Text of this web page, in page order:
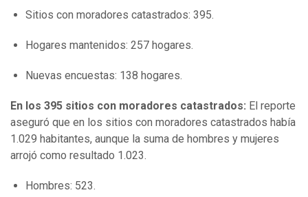
Sitios con moradores catastrados: 395.
Hogares mantenidos: 257 hogares.
Nuevas encuestas: 138 hogares.
En los 395 sitios con moradores catastrados: El reporte
aseguró que en los sitios con moradores catastrados había
1.029 habitantes, aunque la suma de hombres y mujeres
arrojó como resultado 1.023.
Hombres: 523.